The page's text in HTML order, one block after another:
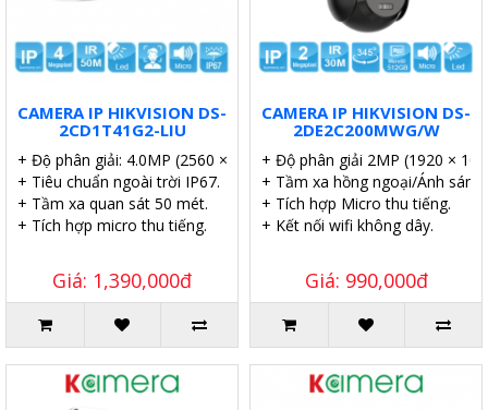
CAMERA IP HIKVISION DS-
2CD1T41G2-LIU
+ Độ phân giải: 4.0MP (2560 × 1440p).
+ Tiêu chuẩn ngoài trời IP67.
+ Tầm xa quan sát 50 mét.
+ Tích hợp micro thu tiếng.
Giá: 1,390,000đ
CAMERA IP HIKVISION DS-
2DE2C200MWG/W
+ Độ phân giải 2MP (1920 ×
+ Tầm xa hồng ngoại/Ánh
+ Tích hợp Micro thu tiếng.
+ Kết nối wifi không dây.
Giá: 990,000đ